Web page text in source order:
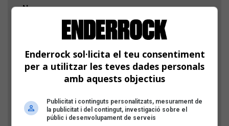
Nom
Enderrock sol·licita el teu consentiment
per a utilitzar les teves dades personals
amb aquests objectius
Publicitat i continguts personalitzats, mesurament de
la publicitat i del contingut, investigació sobre el
públic i desenvolupament de serveis